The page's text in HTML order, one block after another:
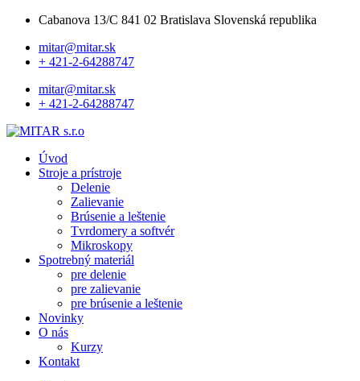
Cabanova 13/C 841 02 Bratislava Slovenská republika
mitar@mitar.sk
+ 421-2-64288747
mitar@mitar.sk
+ 421-2-64288747
Úvod
Stroje a prístroje
Delenie
Zalievanie
Brúsenie a leštenie
Tvrdomery a softvér
Mikroskopy
Spotrebný materiál
pre delenie
pre zalievanie
pre brúsenie a leštenie
Novinky
O nás
Kurzy
Kontakt